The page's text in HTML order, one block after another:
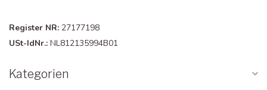
Register NR: 27177198
USt-IdNr.: NL812135994B01
Kategorien